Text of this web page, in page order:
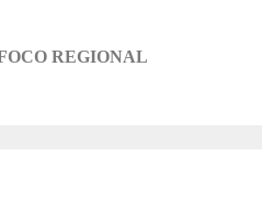
REGIONAL